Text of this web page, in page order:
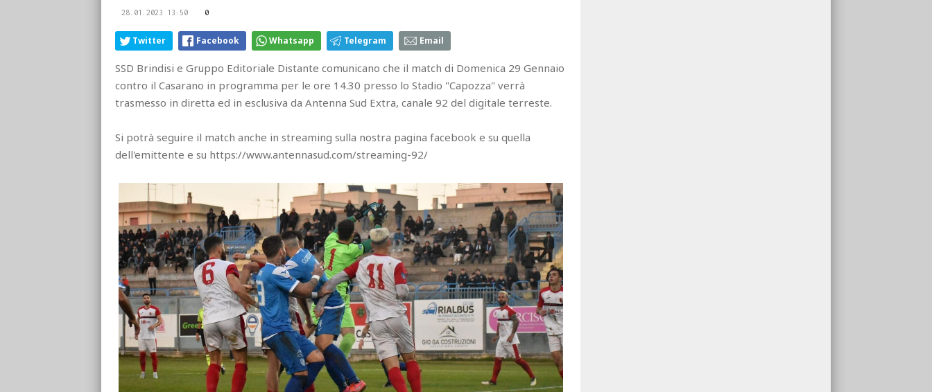
28.01.2023 13:50 0
Twitter Facebook Whatsapp Telegram Email
SSD Brindisi e Gruppo Editoriale Distante comunicano che il match di Domenica 29 Gennaio
contro il Casarano in programma per le ore 14.30 presso lo Stadio "Capozza" verrà
trasmesso in diretta ed in esclusiva da Antenna Sud Extra, canale 92 del digitale terreste.
Si potrà seguire il match anche in streaming sulla nostra pagina facebook e su quella
dell'emittente e su https://www.antennasud.com/streaming-92/